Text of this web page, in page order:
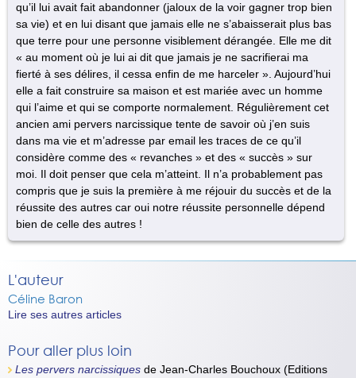
qu’il lui avait fait abandonner (jaloux de la voir gagner trop bien
sa vie) et en lui disant que jamais elle ne s’abaisserait plus bas
que terre pour une personne visiblement dérangée. Elle me dit
« au moment où je lui ai dit que jamais je ne sacrifierai ma
fierté à ses délires, il cessa enfin de me harceler ». Aujourd’hui
elle a fait construire sa maison et est mariée avec un homme
qui l’aime et qui se comporte normalement. Régulièrement cet
ancien ami pervers narcissique tente de savoir où j’en suis
dans ma vie et m’adresse par email les traces de ce qu’il
considère comme des « revanches » et des « succès » sur
moi. Il doit penser que cela m’atteint. Il n’a probablement pas
compris que je suis la première à me réjouir du succès et de la
réussite des autres car oui notre réussite personnelle dépend
bien de celle des autres !
L'auteur
Céline Baron
Lire ses autres articles
Pour aller plus loin
Les pervers narcissiques de Jean-Charles Bouchoux (Editions